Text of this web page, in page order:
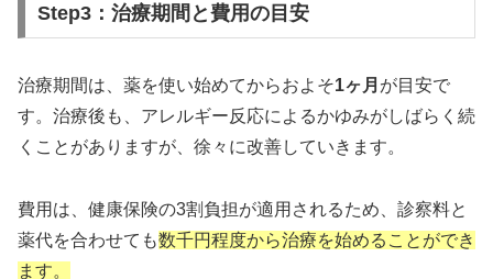
Step3：治療期間と費用の目安
治療期間は、薬を使い始めてからおよそ1ヶ月 が目安で
す。治療後も、アレルギー反応によるかゆみがしばらく続
くことがありますが、徐々に改善していきます。
費用は、健康保険の3割負担が適用されるため、診察料と
薬代を合わせても数千円程度から治療を始めることができ
ます。